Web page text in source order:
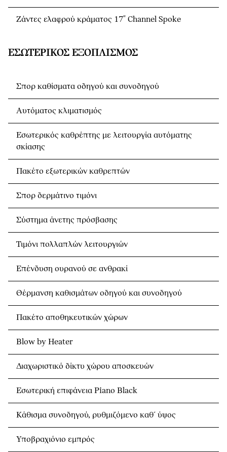
Ζάντες ελαφρού κράματος 17" Channel Spoke
ΕΣΩΤΕΡΙΚΌΣ ΕΞΟΠΛΙΣΜΌΣ
Σπορ καθίσματα οδηγού και συνοδηγού
Αυτόματος κλιματισμός
Εσωτερικός καθρέπτης με λειτουργία αυτόματης
σκίασης
Πακέτο εξωτερικών καθρεπτών
Σπορ δερμάτινο τιμόνι
Σύστημα άνετης πρόσβασης
Τιμόνι πολλαπλών λειτουργιών
Επένδυση ουρανού σε ανθρακί
Θέρμανση καθισμάτων οδηγού και συνοδηγού
Πακέτο αποθηκευτικών χώρων
Blow by Heater
Διαχωριστικό δίκτυ χώρου αποσκευών
Εσωτερική επιφάνεια Piano Black
Κάθισμα συνοδηγού, ρυθμιζόμενο καθ´ ύψος
Υποβραχιόνιο εμπρός